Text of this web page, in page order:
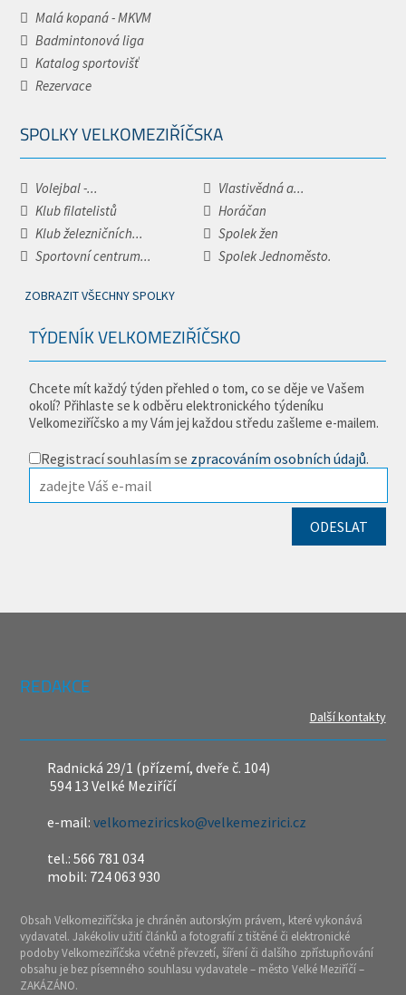
Malá kopaná - MKVM
Badmintonová liga
Katalog sportovišť
Rezervace
SPOLKY VELKOMEZIŘÍČSKA
Volejbal -...
Vlastivědná a...
Klub filatelistů
Horáčan
Klub železničních...
Spolek žen
Sportovní centrum...
Spolek Jednoměsto.
ZOBRAZIT VŠECHNY SPOLKY
TÝDENÍK VELKOMEZIŘÍČSKO
Chcete mít každý týden přehled o tom, co se děje ve Vašem
okolí? Přihlaste se k odběru elektronického týdeníku
Velkomeziříčsko a my Vám jej každou středu zašleme e-mailem.
Registrací souhlasím se zpracováním osobních údajů.
REDAKCE
Další kontakty
Radnická 29/1 (přízemí, dveře č. 104)
594 13 Velké Meziříčí
e-mail:velkomeziricsko@velkemezirici.cz
tel.: 566 781 034
mobil: 724 063 930
Obsah Velkomeziříčska je chráněn autorským právem, které vykonává
vydavatel. Jakékoliv užití článků a fotografií z tištěné či elektronické
podoby Velkomeziříčska včetně převzetí, šíření či dalšího zpřístupňování
obsahu je bez písemného souhlasu vydavatele – město Velké Meziříčí –
ZAKÁZÁNO.